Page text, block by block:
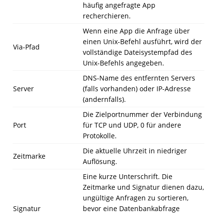
häufig angefragte App
recherchieren.
Via-Pfad
Wenn eine App die Anfrage über
einen Unix-Befehl ausführt, wird der
vollständige Dateisystempfad des
Unix-Befehls angegeben.
Server
DNS-Name des entfernten Servers
(falls vorhanden) oder IP-Adresse
(andernfalls).
Port
Die Zielportnummer der Verbindung
für TCP und UDP, 0 für andere
Protokolle.
Zeitmarke
Die aktuelle Uhrzeit in niedriger
Auflösung.
Signatur
Eine kurze Unterschrift. Die
Zeitmarke und Signatur dienen dazu,
ungültige Anfragen zu sortieren,
bevor eine Datenbankabfrage